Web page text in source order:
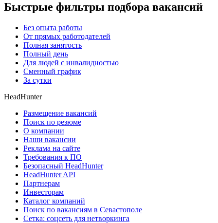
Быстрые фильтры подбора вакансий
Без опыта работы
От прямых работодателей
Полная занятость
Полный день
Для людей с инвалидностью
Сменный график
За сутки
HeadHunter
Размещение вакансий
Поиск по резюме
О компании
Наши вакансии
Реклама на сайте
Требования к ПО
Безопасный HeadHunter
HeadHunter API
Партнерам
Инвесторам
Каталог компаний
Поиск по вакансиям в Севастополе
Сетка: соцсеть для нетворкинга